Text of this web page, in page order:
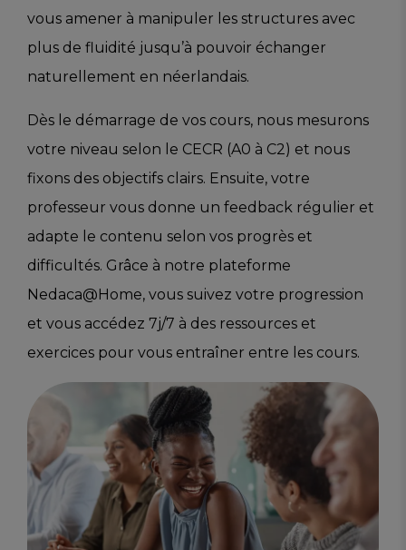
vous amener à manipuler les structures avec
plus de fluidité jusqu’à pouvoir échanger
naturellement en néerlandais.
Dès le démarrage de vos cours, nous mesurons
votre niveau selon le CECR (A0 à C2) et nous
fixons des objectifs clairs. Ensuite, votre
professeur vous donne un feedback régulier et
adapte le contenu selon vos progrès et
difficultés. Grâce à notre plateforme
Nedaca@Home, vous suivez votre progression
et vous accédez 7j/7 à des ressources et
exercices pour vous entraîner entre les cours.